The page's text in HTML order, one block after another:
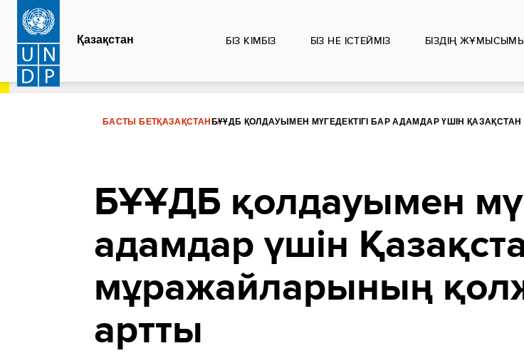
Skip
main
content
Қазақстан БІЗ КІМБІЗ БІЗ НЕ ІСТЕЙМІЗ БІЗДІҢ
БАСТЫ БЕТҚАЗАҚСТАН БҰҰДБ ҚОЛДАУЫМЕН МҮГЕДЕКТІГІ БАР АДАМДАР ҮШІН
БҰҰДБ қолдауымен
адамдар үшін
мұражайларының
артты